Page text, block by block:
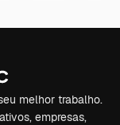
melhor trabalho.
empresas,